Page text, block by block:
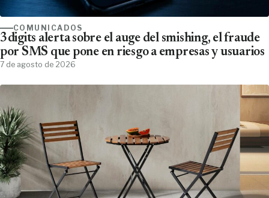
COMUNICADOS
3digits alerta sobre el auge del smishing, el fraude
por SMS que pone en riesgo a empresas y usuarios
7 de agosto de 2026